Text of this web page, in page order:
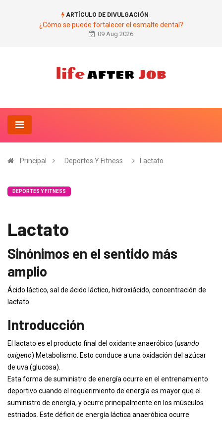
ARTÍCULO DE DIVULGACIÓN
¿Cómo se puede fortalecer el esmalte dental?
09 Aug 2026
Principal Deportes Y Fitness Lactato
DEPORTES Y FITNESS
Lactato
Sinónimos en el sentido más
amplio
Ácido láctico, sal de ácido láctico, hidroxiácido, concentración de
lactato
Introducción
El lactato es el producto final del oxidante anaeróbico (usando
oxigeno) Metabolismo. Esto conduce a una oxidación del azúcar
de uva (glucosa).
Esta forma de suministro de energía ocurre en el entrenamiento
deportivo cuando el requerimiento de energía es mayor que el
suministro de energía, y ocurre principalmente en los músculos
estriados. Este déficit de energía láctica anaeróbica ocurre